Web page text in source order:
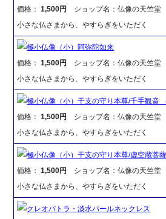
価格：1,500円
ショップ名：仏像の天竺
小さな仏さまから、やすらぎをいただく
極小仏像（小）阿弥陀如来
価格：1,500円
ショップ名：仏像の天竺
小さな仏さまから、やすらぎをいただく
極小仏像（小）干支の守り本尊/千手観音
価格：1,500円
ショップ名：仏像の天竺
小さな仏さまから、やすらぎをいただく
極小仏像（小）干支の守り本尊/虚空蔵菩薩
価格：1,500円
ショップ名：仏像の天竺
小さな仏さまから、やすらぎをいただく
クレオパトラ・淡水パールネックレス